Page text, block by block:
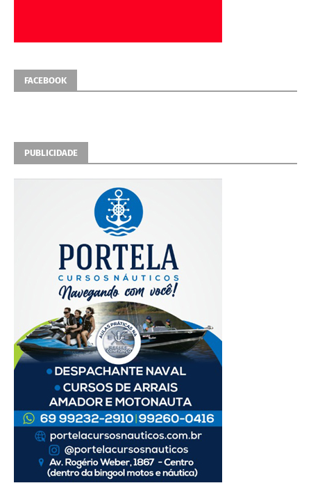
FACEBOOK
PUBLICIDADE